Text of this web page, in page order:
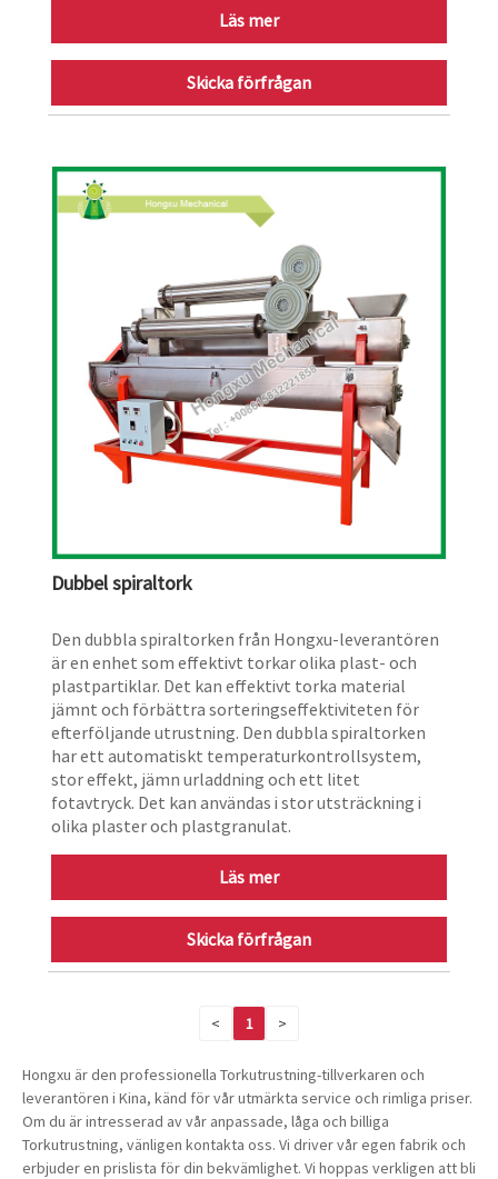
Läs mer
Skicka förfrågan
Dubbel spiraltork
Den dubbla spiraltorken från Hongxu-leverantören
är en enhet som effektivt torkar olika plast- och
plastpartiklar. Det kan effektivt torka material
jämnt och förbättra sorteringseffektiviteten för
efterföljande utrustning. Den dubbla spiraltorken
har ett automatiskt temperaturkontrollsystem,
stor effekt, jämn urladdning och ett litet
fotavtryck. Det kan användas i stor utsträckning i
olika plaster och plastgranulat.
Läs mer
Skicka förfrågan
< 1 >
Hongxu är den professionella Torkutrustning-tillverkaren och
leverantören i Kina, känd för vår utmärkta service och rimliga priser.
Om du är intresserad av vår anpassade, låga och billiga
Torkutrustning, vänligen kontakta oss. Vi driver vår egen fabrik och
erbjuder en prislista för din bekvämlighet. Vi hoppas verkligen att bli